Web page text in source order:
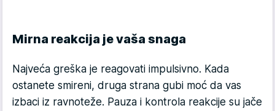
Mirna reakcija je vaša snaga
Najveća greška je reagovati impulsivno. Kada
ostanete smireni, druga strana gubi moć da vas
izbaci iz ravnoteže. Pauza i kontrola reakcije su jače